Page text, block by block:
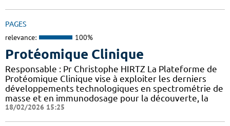
PAGES
relevance: 100%
Protéomique Clinique
Responsable : Pr Christophe HIRTZ La Plateforme de
Protéomique Clinique vise à exploiter les derniers
développements technologiques en spectrométrie de
masse et en immunodosage pour la découverte, la
18/02/2026 15:25